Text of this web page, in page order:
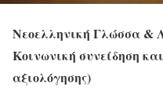
Νεοελληνική Γλώσσα &
Κοινωνική συνείδηση
αξιολόγησης)